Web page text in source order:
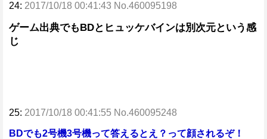
24: 2017/10/18 00:41:43 No.460095198
ゲーム出典でもBDとヒュッケバインは別次元という感
じ
25: 2017/10/18 00:41:55 No.460095248
BDでも2号機3号機って答えるとえ？って顔されるぞ！